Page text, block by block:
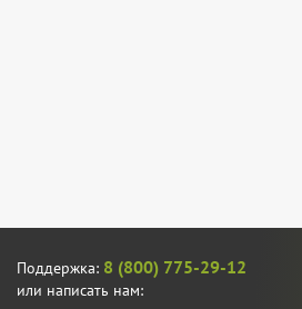
Поддержка: 8 (800) 775-29-12
или написать нам: